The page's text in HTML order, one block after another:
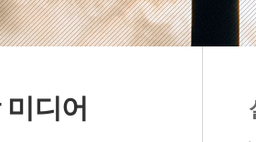
디어